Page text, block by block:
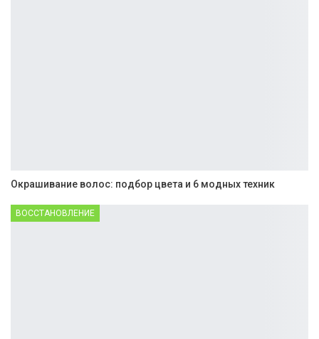
Окрашивание волос: подбор цвета и 6 модных техник
ВОССТАНОВЛЕНИЕ